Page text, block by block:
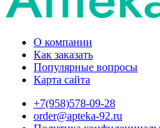
О компании
Как заказать
Популярные вопросы
Карта сайта
+7(958)578-09-28
order@apteka-92.ru